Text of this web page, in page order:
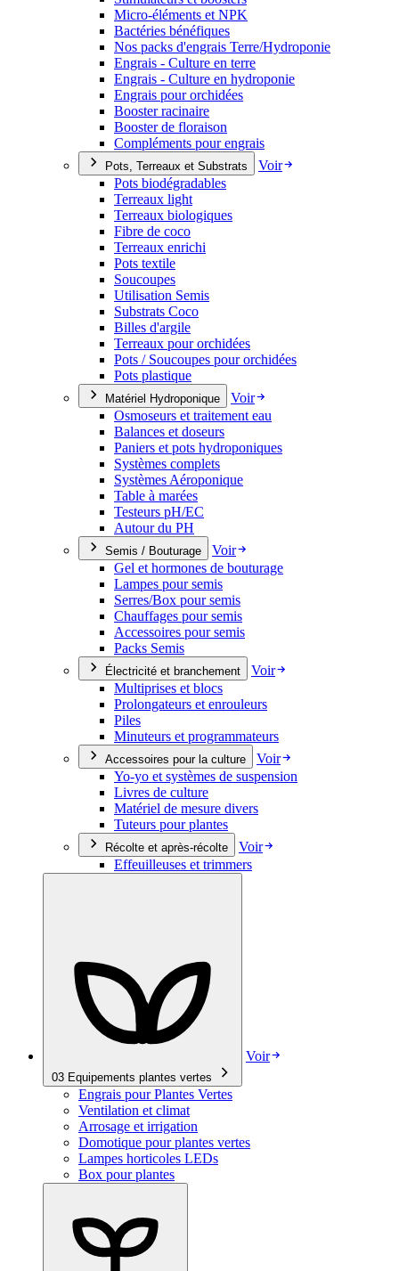
Micro-éléments et NPK
Bactéries bénéfiques
Nos packs d'engrais Terre/Hydroponie
Engrais - Culture en terre
Engrais - Culture en hydroponie
Engrais pour orchidées
Booster racinaire
Booster de floraison
Compléments pour engrais
Pots, Terreaux et Substrats
Voir
Pots biodégradables
Terreaux light
Terreaux biologiques
Fibre de coco
Terreaux enrichi
Pots textile
Soucoupes
Utilisation Semis
Substrats Coco
Billes d'argile
Terreaux pour orchidées
Pots / Soucoupes pour orchidées
Pots plastique
Matériel Hydroponique
Voir
Osmoseurs et traitement eau
Balances et doseurs
Paniers et pots hydroponiques
Systèmes complets
Systèmes Aéroponique
Table à marées
Testeurs pH/EC
Autour du PH
Semis / Bouturage
Voir
Gel et hormones de bouturage
Lampes pour semis
Serres/Box pour semis
Chauffages pour semis
Accessoires pour semis
Packs Semis
Électricité et branchement
Voir
Multiprises et blocs
Prolongateurs et enrouleurs
Piles
Minuteurs et programmateurs
Accessoires pour la culture
Voir
Yo-yo et systèmes de suspension
Livres de culture
Matériel de mesure divers
Tuteurs pour plantes
Récolte et après-récolte
Voir
Effeuilleuses et trimmers
03 Equipements plantes vertes
Voir
Engrais pour Plantes Vertes
Ventilation et climat
Arrosage et irrigation
Domotique pour plantes vertes
Lampes horticoles LEDs
Box pour plantes